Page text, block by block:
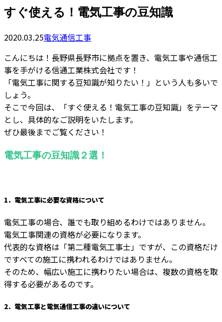
すぐ使える！電気工事の豆知識
2020.03.25電気通信工事
こんにちは！長野県長野市に拠点を置き、電気工事や通信工
事を手がける信通工業株式会社です！
「電気工事に関する豆知識が知りたい！」という人も多いで
しょう。
そこで今回は、「すぐ使える！電気工事の豆知識」をテーマ
とし、具体的なご説明をいたします。
ぜひ最後までご覧ください！
電気工事の豆知識２選！
1．電気工事に必要な資格について
電気工事の場合、誰でも取り組めるわけではありません。
電気工事関連の資格が必要になります。
代表的な資格は「第二種電気工事士」ですが、この資格だけ
ですべての施工に携われるわけではありません。
そのため、幅広い施工に携わりたい場合は、複数の資格を取
得する必要があるのです。
2．電気工事と電気通信工事の違いについて